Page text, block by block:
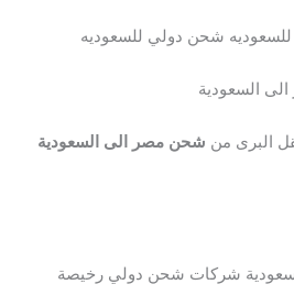
شحن دولي للسعوديه
السعودية
البرى من شحن مصر الى السعودية
شركات شحن دولي رخيصة